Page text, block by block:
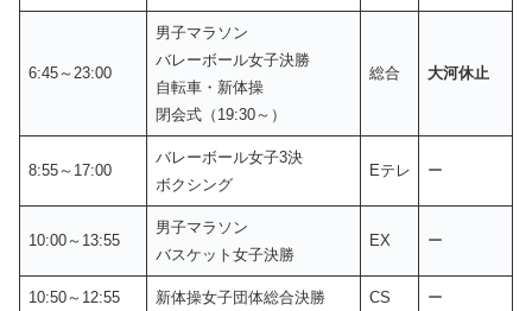
6:45～23:00
男子マラソン
バレーボール女子決勝
自転車・新体操
閉会式（19:30～）
総合 大河休止
8:55～17:00
バレーボール女子3決
ボクシング
Eテレ ー
10:00～13:55
男子マラソン
バスケット女子決勝
EX ー
10:50～12:55 新体操女子団体総合決勝 CS ー